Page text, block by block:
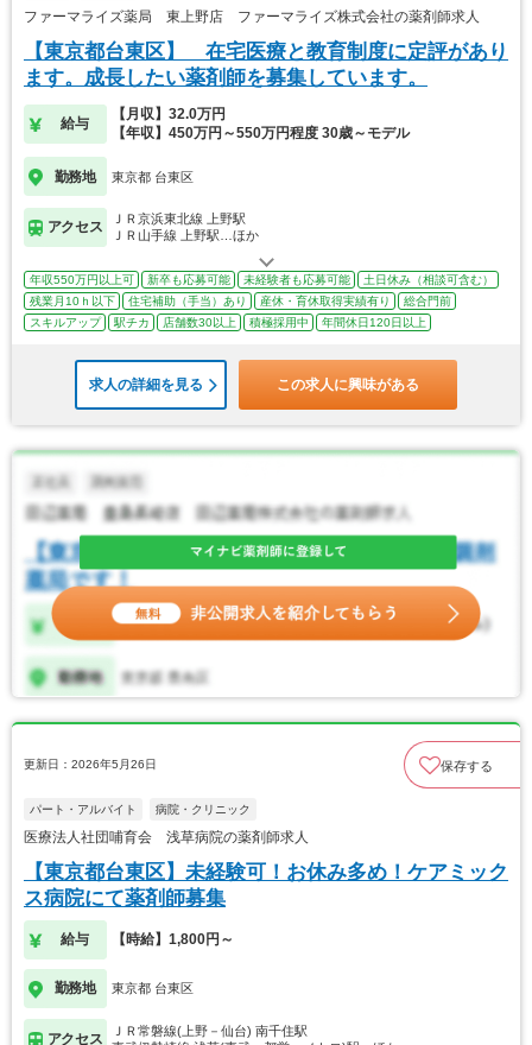
ファーマライズ薬局 東上野店 ファーマライズ株式会社の薬剤師求人
【東京都台東区】 在宅医療と教育制度に定評があり
ます。成長したい薬剤師を募集しています。
給与
【月収】32.0万円
【年収】450万円～550万円程度 30歳～モデル
勤務地 東京都 台東区
アクセス
ＪＲ京浜東北線 上野駅
ＪＲ山手線 上野駅…ほか
年収550万円以上可 新卒も応募可能 未経験者も応募可能
土日休み（相談可含む）
残業月10ｈ以下
住宅補助（手当）あり 産休・育休取得実績有り
総合門前
スキルアップ
駅チカ 店舗数30以上 積極採用中 年間休日120日以上
求人の詳細を見る この求人に興味がある
更新日：2026年5月26日 保存する
パート・アルバイト 病院・クリニック
医療法人社団哺育会 浅草病院の薬剤師求人
【東京都台東区】未経験可！お休み多め！ケアミック
ス病院にて薬剤師募集
給与 【時給】1,800円～
勤務地 東京都 台東区
アクセス
ＪＲ常磐線(上野－仙台) 南千住駅